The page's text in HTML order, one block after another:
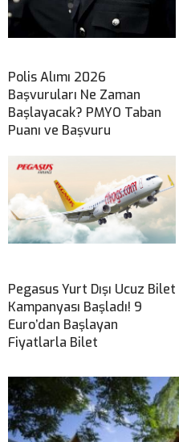
Polis Alımı 2026
Başvuruları Ne Zaman
Başlayacak? PMYO Taban
Puanı ve Başvuru
Pegasus Yurt Dışı Ucuz Bilet
Kampanyası Başladı! 9
Euro’dan Başlayan
Fiyatlarla Bilet